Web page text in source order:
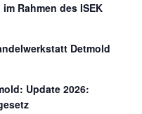
Rahmen des ISEK
Detmold
Update 2026: